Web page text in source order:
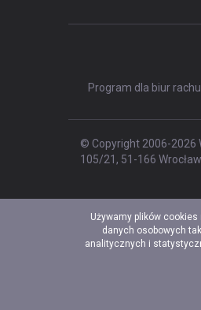
Program dla biur
© Copyright 2006-2026
105/21, 51-166 Wrocław
Używamy plików
danych osobowych
analitycznych i